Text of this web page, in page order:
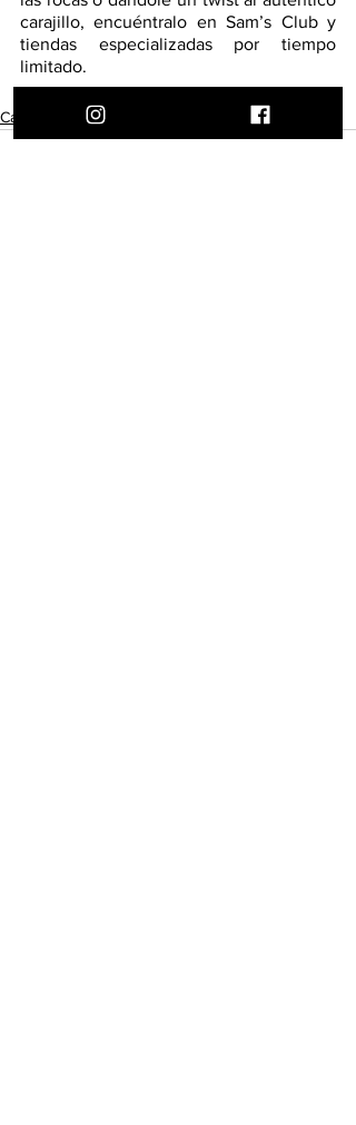
carajillo, encuéntralo en Sam’s Club y
tiendas especializadas por tiempo
limitado.
Cava & Mesa